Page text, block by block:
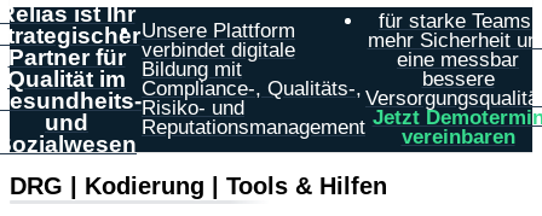
ist Ihr
Partner für
Qualität im
und
Unsere Plattform
verbindet digitale
Bildung mit
Compliance-, Qualitäts-,
Risiko- und
Reputationsmanagement
für starke Teams,
mehr Sicherheit
eine messbar
bessere
Jetzt
vereinbaren
DRG | Kodierung | Tools & Hilfen